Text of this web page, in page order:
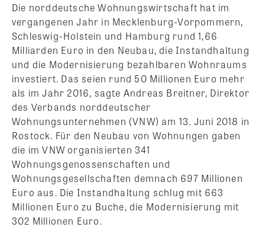
Die norddeutsche Wohnungswirtschaft hat im
vergangenen Jahr in Mecklenburg-Vorpommern,
Schleswig-Holstein und Hamburg rund 1,66
Milliarden Euro in den Neubau, die Instandhaltung
und die Modernisierung bezahlbaren Wohnraums
investiert. Das seien rund 50 Millionen Euro mehr
als im Jahr 2016, sagte Andreas Breitner, Direktor
des Verbands norddeutscher
Wohnungsunternehmen (VNW) am 13. Juni 2018 in
Rostock. Für den Neubau von Wohnungen gaben
die im VNW organisierten 341
Wohnungsgenossenschaften und
Wohnungsgesellschaften demnach 697 Millionen
Euro aus. Die Instandhaltung schlug mit 663
Millionen Euro zu Buche, die Modernisierung mit
302 Millionen Euro.